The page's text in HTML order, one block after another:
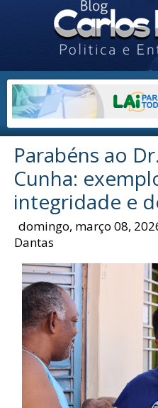
Parabéns ao
Cunha:
integridade e
domingo, março 08,
Dantas